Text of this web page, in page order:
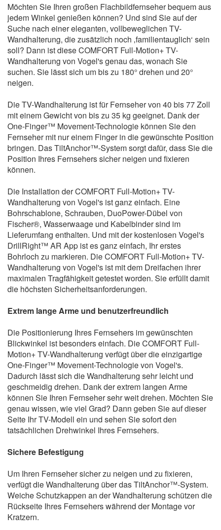
Möchten Sie Ihren großen Flachbildfernseher bequem aus
jedem Winkel genießen können? Und sind Sie auf der
Suche nach einer eleganten, vollbeweglichen TV-
Wandhalterung, die zusätzlich noch ‚familientauglich‘ sein
soll? Dann ist diese COMFORT Full-Motion+ TV-
Wandhalterung von Vogel's genau das, wonach Sie
suchen. Sie lässt sich um bis zu 180° drehen und 20°
neigen.
Die TV-Wandhalterung ist für Fernseher von 40 bis 77 Zoll
mit einem Gewicht von bis zu 35 kg geeignet. Dank der
One-Finger™ Movement-Technologie können Sie den
Fernseher mit nur einem Finger in die gewünschte Position
bringen. Das TiltAnchor™-System sorgt dafür, dass Sie die
Position Ihres Fernsehers sicher neigen und fixieren
können.
Die Installation der COMFORT Full-Motion+ TV-
Wandhalterung von Vogel's ist ganz einfach. Eine
Bohrschablone, Schrauben, DuoPower-Dübel von
Fischer®, Wasserwaage und Kabelbinder sind im
Lieferumfang enthalten. Und mit der kostenlosen Vogel's
DrillRight™ AR App ist es ganz einfach, Ihr erstes
Bohrloch zu markieren. Die COMFORT Full-Motion+ TV-
Wandhalterung von Vogel's ist mit dem Dreifachen ihrer
maximalen Tragfähigkeit getestet worden. Sie erfüllt damit
die höchsten Sicherheitsanforderungen.
Extrem lange Arme und benutzerfreundlich
Die Positionierung Ihres Fernsehers im gewünschten
Blickwinkel ist besonders einfach. Die COMFORT Full-
Motion+ TV-Wandhalterung verfügt über die einzigartige
One-Finger™ Movement-Technologie von Vogel's.
Dadurch lässt sich die Wandhalterung sehr leicht und
geschmeidig drehen. Dank der extrem langen Arme
können Sie Ihren Fernseher sehr weit drehen. Möchten Sie
genau wissen, wie viel Grad? Dann geben Sie auf dieser
Seite Ihr TV-Modell ein und sehen Sie sofort den
tatsächlichen Drehwinkel Ihres Fernsehers.
Sichere Befestigung
Um Ihren Fernseher sicher zu neigen und zu fixieren,
verfügt die Wandhalterung über das TiltAnchor™-System.
Weiche Schutzkappen an der Wandhalterung schützen die
Rückseite Ihres Fernsehers während der Montage vor
Kratzern.